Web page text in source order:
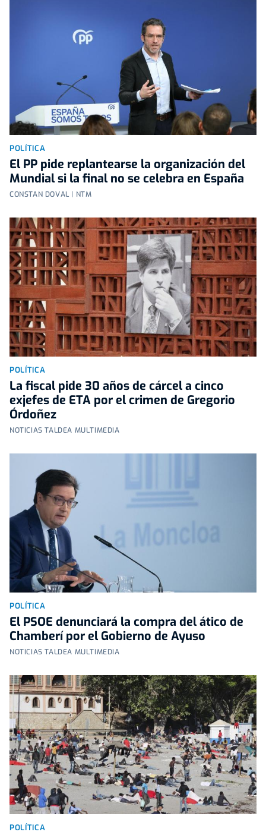
POLÍTICA
El PP pide replantearse la organización del
Mundial si la final no se celebra en España
CONSTAN DOVAL | NTM
POLÍTICA
La fiscal pide 30 años de cárcel a cinco
exjefes de ETA por el crimen de Gregorio
Órdoñez
NOTICIAS TALDEA MULTIMEDIA
POLÍTICA
El PSOE denunciará la compra del ático de
Chamberí por el Gobierno de Ayuso
NOTICIAS TALDEA MULTIMEDIA
POLÍTICA